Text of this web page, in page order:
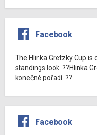
Facebook
The Hlinka Gretzky Cup is
standings look. ??Hlinka
konečné pořadí. ??
Facebook